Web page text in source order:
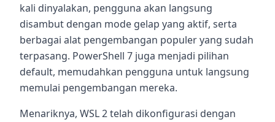
kali dinyalakan, pengguna akan langsung
disambut dengan mode gelap yang aktif, serta
berbagai alat pengembangan populer yang sudah
terpasang. PowerShell 7 juga menjadi pilihan
default, memudahkan pengguna untuk langsung
memulai pengembangan mereka.
Menariknya, WSL 2 telah dikonfigurasi dengan